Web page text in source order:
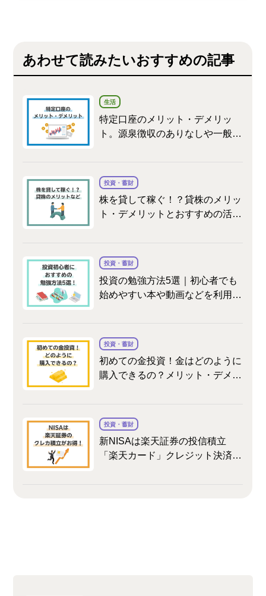
あわせて読みたいおすすめの記事
生活
特定口座のメリット・デメリッ
ト。源泉徴収のありなしや一般口
投資・蓄財
株を貸して稼ぐ！？貸株のメリッ
ト・デメリットとおすすめの活用
投資・蓄財
投資の勉強方法5選｜初心者でも
始めやすい本や動画などを利用す
投資・蓄財
初めての金投資！金はどのように
購入できるの？メリット・デメリ
投資・蓄財
新NISAは楽天証券の投信積立
「楽天カード」クレジット決済が